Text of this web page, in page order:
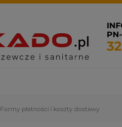
Formy płatności i koszty dostawy